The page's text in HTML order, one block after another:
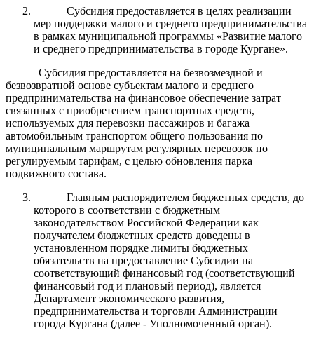
Субсидия предоставляется в целях реализации
мер поддержки малого и среднего предпринимательства
в рамках муниципальной программы «Развитие малого
и среднего предпринимательства в городе Кургане».
Субсидия предоставляется на безвозмездной и
безвозвратной основе субъектам малого и среднего
предпринимательства на финансовое обеспечение затрат
связанных с приобретением транспортных средств,
используемых для перевозки пассажиров и багажа
автомобильным транспортом общего пользования по
муниципальным маршрутам регулярных перевозок по
регулируемым тарифам, с целью обновления парка
подвижного состава.
Главным распорядителем бюджетных средств, до
которого в соответствии с бюджетным
законодательством Российской Федерации как
получателем бюджетных средств доведены в
установленном порядке лимиты бюджетных
обязательств на предоставление Субсидии на
соответствующий финансовый год (соответствующий
финансовый год и плановый период), является
Департамент экономического развития,
предпринимательства и торговли Администрации
города Кургана (далее - Уполномоченный орган).